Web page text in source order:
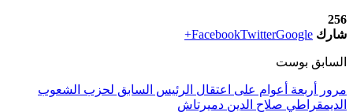
256
شارك
FacebookTwitterGoogle+
السابق بوست
مرور أربعة أعوام على اعتقال الرئيس السابق لحزب الشعوب
الديمقراطي صلاح الدين دميرتاش